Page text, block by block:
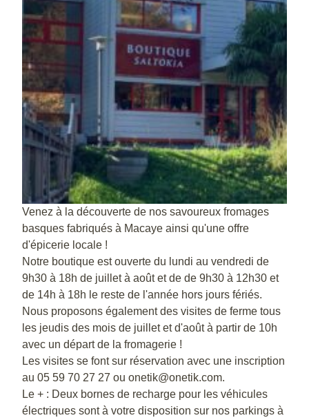
Venez à la découverte de nos savoureux fromages
basques fabriqués à Macaye ainsi qu'une offre
d'épicerie locale !
Notre boutique est ouverte du lundi au vendredi de
9h30 à 18h de juillet à août et de de 9h30 à 12h30 et
de 14h à 18h le reste de l'année hors jours fériés.
Nous proposons également des visites de ferme tous
les jeudis des mois de juillet et d'août à partir de 10h
avec un départ de la fromagerie !
Les visites se font sur réservation avec une inscription
au 05 59 70 27 27 ou onetik@onetik.com.
Le + : Deux bornes de recharge pour les véhicules
électriques sont à votre disposition sur nos parkings à